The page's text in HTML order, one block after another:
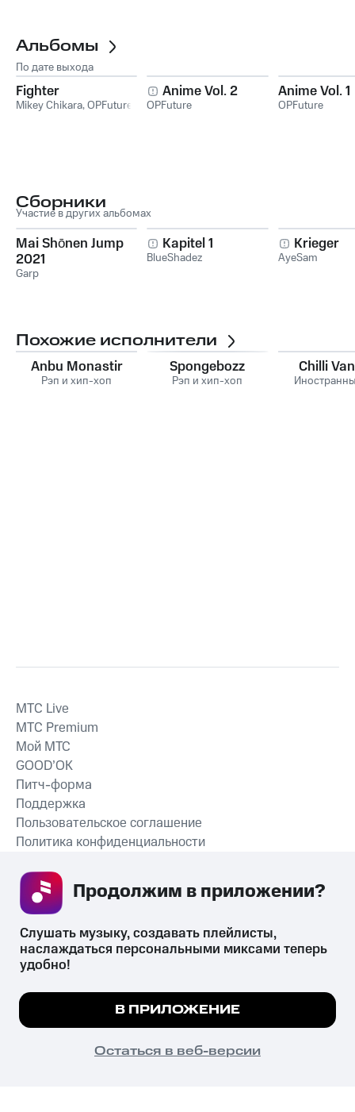
Альбомы
По дате выхода
Fighter
Mikey Chikara,OPFuture
Anime Vol. 2
OPFuture
Anime Vol. 1
OPFuture
Сборники
Участие в других альбомах
Mai Shōnen Jump
2021
Garp
Kapitel 1
BlueShadez
Krieger
AyeSam
Похожие исполнители
Anbu Monastir
Рэп и хип-хоп
Spongebozz
Рэп и хип-хоп
Chilli
СКАЧАТЬ ПРИЛОЖЕНИЕ
MTС Live
MTС Premium
Мой МТС
GOOD’OK
Питч-форма
Поддержка
Пользовательское соглашение
Политика конфиденциальности
психотропных веществ, их аналогов причиняет вред здоровью,
их незаконный оборот запрещён и влечёт установленную
законодательством ответственность.
© 2026 ООО «КИОН».
Все права защищены
Мы используем куки, чтобы на сайте все
Подробнее
ПОНЯТНО
Слушать музыку, создавать плейлисты,
наслаждаться персональными миксами теперь
удобно!
В ПРИЛОЖЕНИЕ
Остаться в веб-версии